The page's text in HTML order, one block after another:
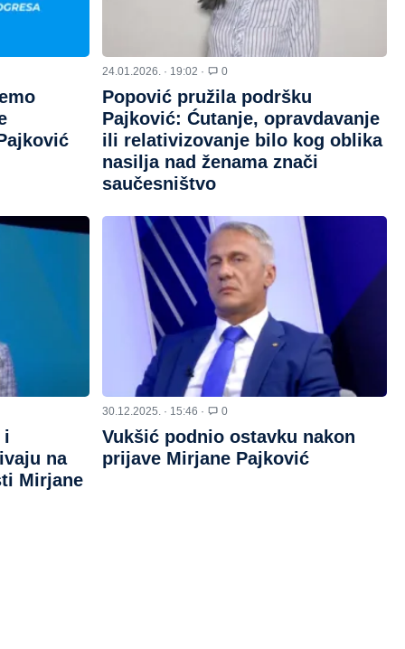
24.01.2026. · 19:02 · 0
Popović pružila podršku
Pajković: Ćutanje, opravdavanje
ili relativizovanje bilo kog oblika
nasilja nad ženama znači
saučesništvo
i
na
Mirjane
30.12.2025. · 15:46 · 0
Vukšić podnio ostavku nakon
prijave Mirjane Pajković